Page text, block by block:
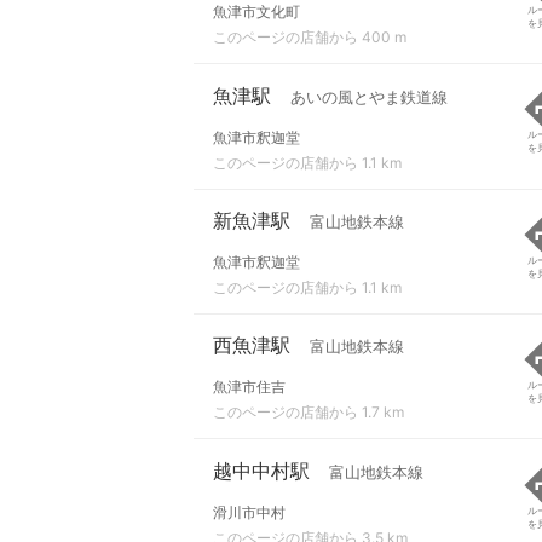
魚津市文化町
このページの店舗から 400 m
ル
を
魚津駅 あいの風とやま鉄道線
魚津市釈迦堂
このページの店舗から 1.1 km
ル
を
新魚津駅 富山地鉄本線
魚津市釈迦堂
このページの店舗から 1.1 km
ル
を
西魚津駅 富山地鉄本線
魚津市住吉
このページの店舗から 1.7 km
ル
を
越中中村駅 富山地鉄本線
滑川市中村
このページの店舗から 3.5 km
ル
を